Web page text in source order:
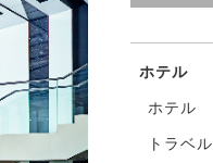
ホテル
ホテル
トラベル